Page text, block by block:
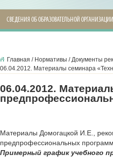
СВЕДЕНИЯ ОБ ОБРАЗОВАТЕЛЬНОЙ ОРГАНИЗАЦИИ
Главная / Нормативы /Документы
06.04.2012. Материалы семинара
06.04.2012.
Материалы Домогацкой И.Е.,
предпрофессиональных
Примерный график учебного